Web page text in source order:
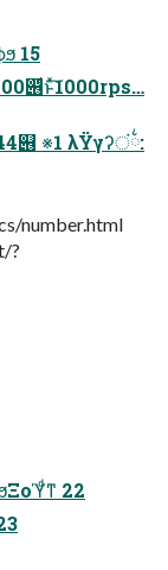
15
number.html
?
22